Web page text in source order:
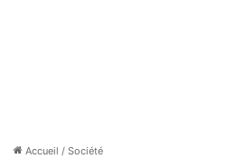
Accueil / Société